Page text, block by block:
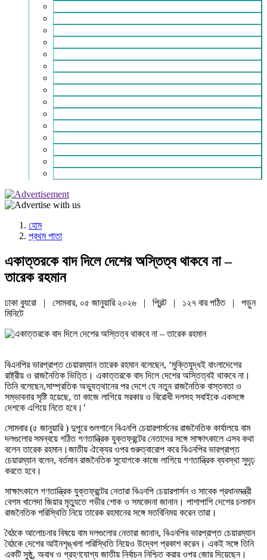
হোম
প্রথম পাতা
একাত্তরকে বাদ দিলে দেশের অস্তিত্ব থাকবে না –
তারেক রহমান
ঢাকা ব্যুরো | সোমবার, ০৫ জানুয়ারি ২০২৬ | প্রিন্ট | ১২৭ বার পঠিত
| পড়ুন
মিনিটে
বিএনপির ভারপ্রাপ্ত চেয়ারম্যান তারেক রহমান বলেছেন, ‘মুক্তিযুদ্ধই বাংলাদেশের
রাষ্ট্রীয় ও রাজনৈতিক ভিত্তি। একাত্তরকে বাদ দিলে দেশের অস্তিত্বই থাকবে না।
তিনি বলেছেন,সাম্প্রতিক অভ্যুত্থানের পর দেশে যে নতুন রাজনৈতিক বাস্তবতা ও
সম্ভাবনার সৃষ্টি হয়েছে, তা কাজে লাগিয়ে সরকার ও বিরোধী দলসহ সবাইকে একসঙ্গে
দেশকে এগিয়ে নিতে হবে।’
সোমবার (৫ জানুয়ারি ) দুপুরে গুলশানে বিএনপি চেয়ারপার্সনের রাজনৈতিক কার্যালয়ে বাম
দলগুলোর সমন্বয়ে গঠিত গণতান্ত্রিক যুক্তফ্রন্টের নেতাদের সঙ্গে সাক্ষাৎকালে এসব কথা
বলেন তারেক রহমান।জাতীয় ঐক্যের ওপর গুরুত্বারোপ করে বিএনপির ভারপ্রাপ্ত
চেয়ারম্যান বলেন, বর্তমান রাজনৈতিক সুযোগকে কাজে লাগিয়ে গণতান্ত্রিক ব্যবস্থা সুদৃঢ়
করতে হবে।
সাক্ষাৎকালে গণতান্ত্রিক যুক্তফ্রন্টের নেতারা বিএনপি চেয়ারপার্সন ও সাবেক প্রধানমন্ত্রী
বেগম খালেদা জিয়ার মৃত্যুতে গভীর শোক ও সমবেদনা জানান। পাশাপাশি দেশের চলমান
রাজনৈতিক পরিস্থিতি নিয়ে তারেক রহমানের সঙ্গে মতবিনিময় করেন তারা।
বৈঠকে আলোচনার বিষয়ে বাম দলগুলোর নেতারা জানান, বিএনপির ভারপ্রাপ্ত চেয়ারম্যান
বৈঠকে দেশের আইনশৃঙ্খলা পরিস্থিতি নিয়েও উদ্বেগ প্রকাশ করেন। একই সঙ্গে তিনি
একটি সুষ্ঠু, অবাধ ও গ্রহণযোগ্য জাতীয় নির্বাচন নিশ্চিত করার ওপর জোর দিয়েছেন।